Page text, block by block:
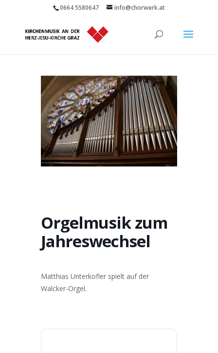
0664 5580647 info@chorwerk.at
Orgelmusik zum
Jahreswechsel
Matthias Unterkofler spielt auf der
Walcker-Orgel.